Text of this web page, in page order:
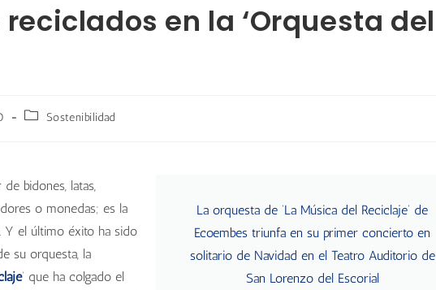
en la ‘Orquesta del
Sostenibilidad
bidones, latas,
o monedas; es la
Y el último éxito ha sido
su orquesta, la
’ que ha colgado el
La orquesta de ‘La Música del Reciclaje’ de
Ecoembes triunfa en su primer concierto en
solitario de Navidad en el Teatro Auditorio de
San Lorenzo del Escorial